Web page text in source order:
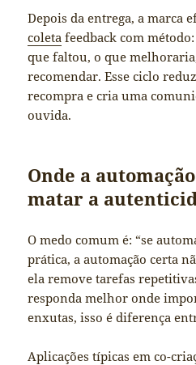
Depois da entrega, a marca
coleta feedback com
que faltou, o que
recomendar. Esse ciclo
recompra e cria uma
ouvida.
Onde a
matar a
O medo comum é: “se
prática, a automação certa
ela remove tarefas
responda melhor onde
enxutas, isso é diferença
Aplicações típicas em co-